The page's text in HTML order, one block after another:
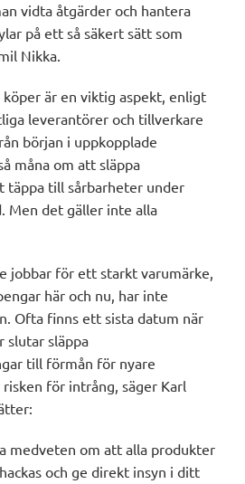
vidta åtgärder och hantera
på ett så säkert sätt som
Nikka.
är en viktig aspekt, enligt
leverantörer och tillverkare
början i uppkopplade
måna om att släppa
täppa till sårbarheter under
Men det gäller inte alla
jobbar för ett starkt varumärke,
här och nu, har inte
Ofta finns ett sista datum när
slutar släppa
till förmån för nyare
för intrång, säger Karl
medveten om att alla produkter
och ge direkt insyn i ditt